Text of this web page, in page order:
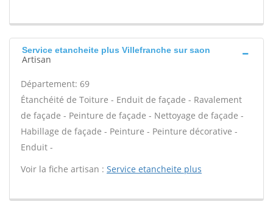
Service etancheite plus Villefranche sur saon
Artisan
Département: 69
Étanchéité de Toiture - Enduit de façade - Ravalement
de façade - Peinture de façade - Nettoyage de façade -
Habillage de façade - Peinture - Peinture décorative -
Enduit -
Voir la fiche artisan : Service etancheite plus